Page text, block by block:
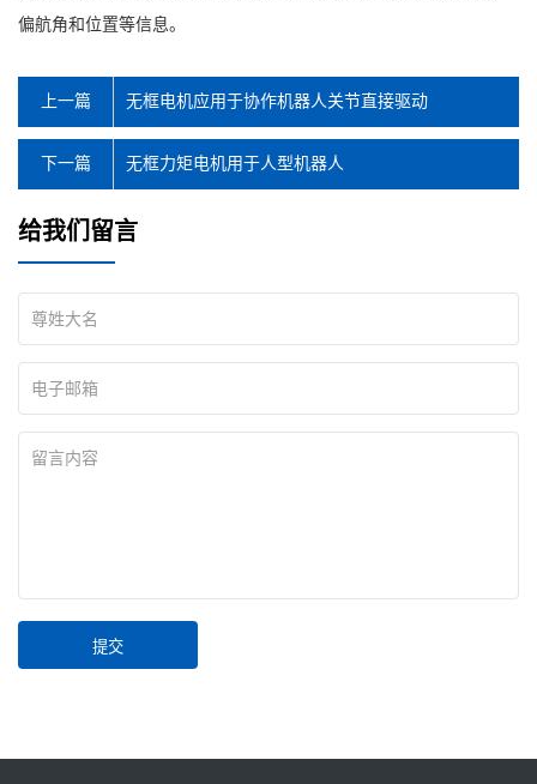
偏航角和位置等信息。
上一篇 无框电机应用于协作机器人关节直接驱动
无框力矩电机用于人型机器人
下一篇
给我们留言
提交